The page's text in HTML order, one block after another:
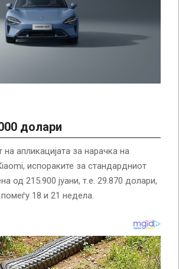
долари
апликацијата за нарачка на
испораките за стандардниот
од 215.900 јуани, т.е. 29.870 долари,
18 и 21 недела.